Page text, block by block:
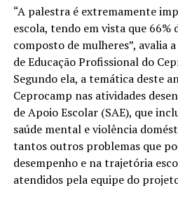
“A palestra é extremamente
escola, tendo em vista que 66%
composto de mulheres”, avalia
de Educação Profissional do
Segundo ela, a temática deste
Ceprocamp nas atividades
de Apoio Escolar (SAE), que
saúde mental e violência
tantos outros problemas que
desempenho e na trajetória
atendidos pela equipe do